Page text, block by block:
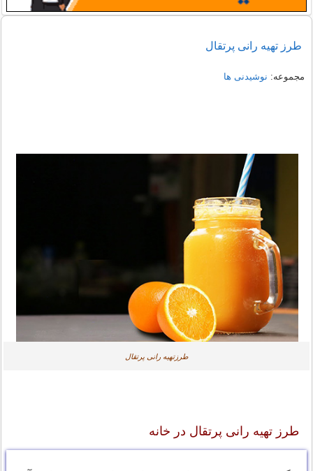
طرز تهیه رانی پرتقال
مجموعه: نوشیدنی ها
طرزتهیه رانی پرتقال
طرز تهیه رانی پرتقال در خانه